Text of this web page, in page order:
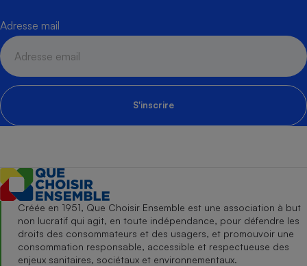
Adresse mail
S'inscrire
Créée en 1951, Que Choisir Ensemble est une association à but
non lucratif qui agit, en toute indépendance, pour défendre les
droits des consommateurs et des usagers, et promouvoir une
consommation responsable, accessible et respectueuse des
enjeux sanitaires, sociétaux et environnementaux.